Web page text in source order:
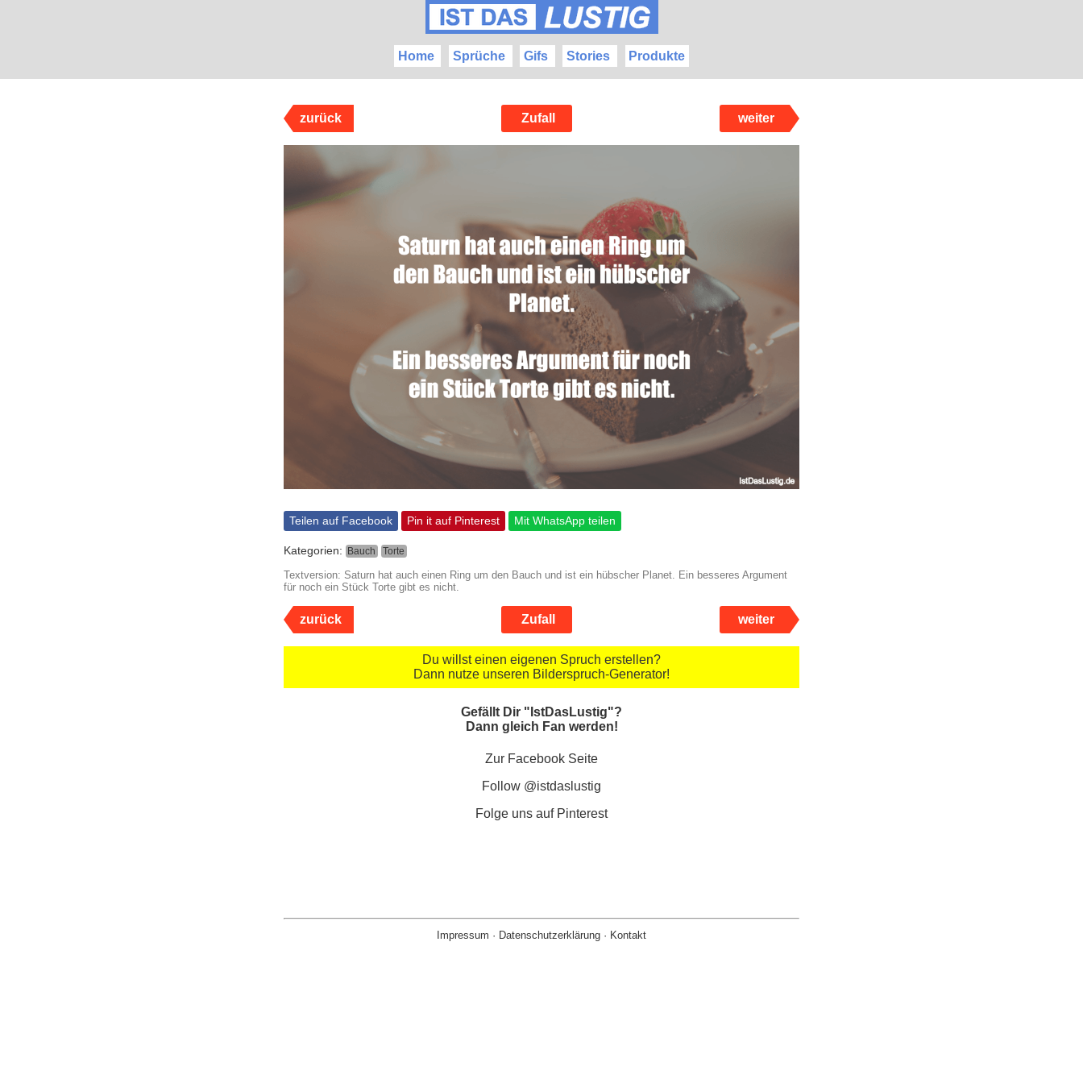
Home Sprüche Gifs Stories Produkte
zurück Zufall weiter
Teilen auf Facebook Pin it auf Pinterest Mit WhatsApp teilen
Kategorien: Bauch Torte
Textversion: Saturn hat auch einen Ring um den Bauch und ist ein hübscher Planet. Ein besseres Argument
für noch ein Stück Torte gibt es nicht.
zurück Zufall weiter
Du willst einen eigenen Spruch erstellen?
Dann nutze unseren Bilderspruch-Generator!
Gefällt Dir "IstDasLustig"?
Dann gleich Fan werden!
Zur Facebook Seite
Follow @istdaslustig
Folge uns auf Pinterest
Impressum · Datenschutzerklärung · Kontakt